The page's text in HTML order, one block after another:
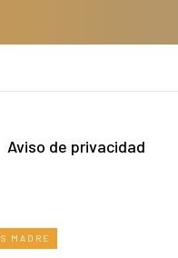
Aviso de privacidad
MADRE